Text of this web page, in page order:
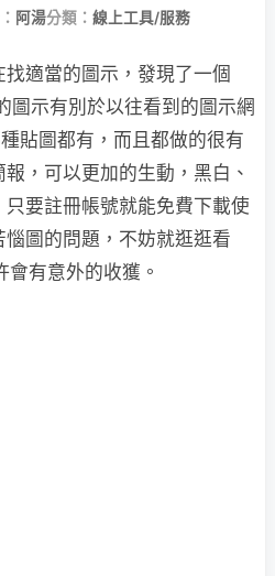
阿湯分類： 線上工具/服務
適當的圖示，發現了一個
圖示有別於以往看到的圖示網
貼圖都有，而且都做的很有
，可以更加的生動，黑白、
要註冊帳號就能免費下載使
圖的問題，不妨就逛逛看
有意外的收獲。